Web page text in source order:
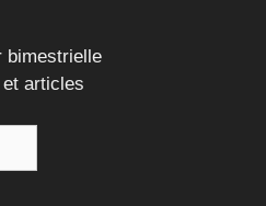
bimestrielle
articles